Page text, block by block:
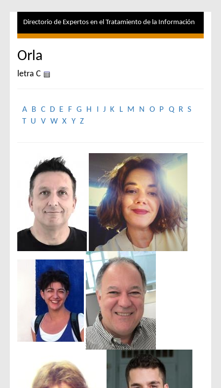
Directorio de Expertos en el Tratamiento de la Información
Orla
letra C
A B C D E F G H J K L M N O P Q R S
T U V W X Y Z